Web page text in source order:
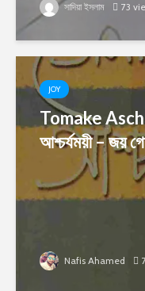
সাদিয়া ইসলাম 73
JOY
Tomake
আশ্চর্যময়ী – জয়
Nafis Ahamed